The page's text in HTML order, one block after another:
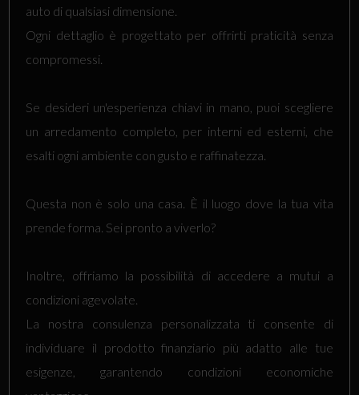
auto di qualsiasi dimensione.
Ogni dettaglio è progettato per offrirti praticità senza
compromessi.
Se desideri un'esperienza chiavi in mano, puoi scegliere
un arredamento completo, per interni ed esterni, che
esalti ogni ambiente con gusto e raffinatezza.
Questa non è solo una casa. È il luogo dove la tua vita
prende forma. Sei pronto a viverlo?
Inoltre, offriamo la possibilità di accedere a mutui a
condizioni agevolate.
La nostra consulenza personalizzata ti consente di
individuare il prodotto finanziario più adatto alle tue
esigenze, garantendo condizioni economiche